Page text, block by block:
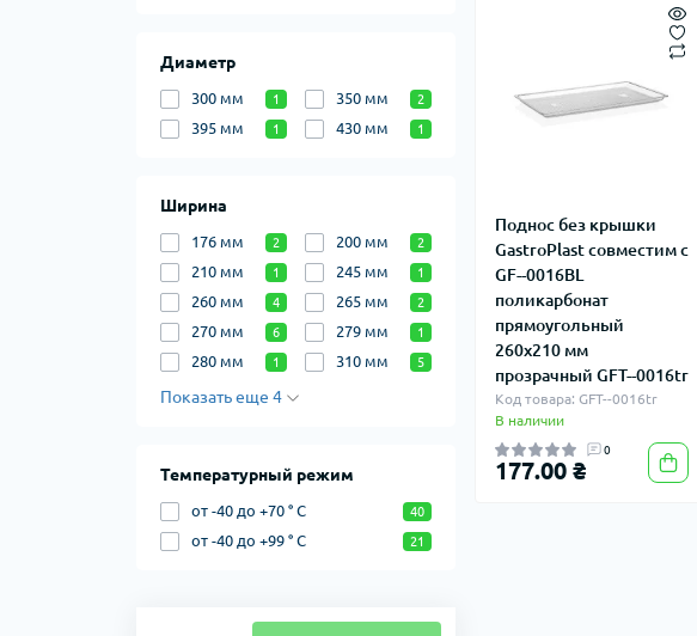
Диаметр
300 мм 1 350 мм 2
395 мм 1 430 мм 1
Ширина
176 мм 2 200 мм 2
210 мм 1 245 мм 1
260 мм 4 265 мм 2
270 мм 6 279 мм 1
280 мм 1 310 мм 5
Показать еще 4
Температурный режим
от -40 до +70 ° С 40
от -40 до +99 ° С 21
Поднос без крышки
GastroPlast совместим с
GF--0016BL
поликарбонат
прямоугольный
260х210 мм
прозрачный GFT--0016tr
Код товара: GFT--0016tr
В наличии
0
177.00 ₴